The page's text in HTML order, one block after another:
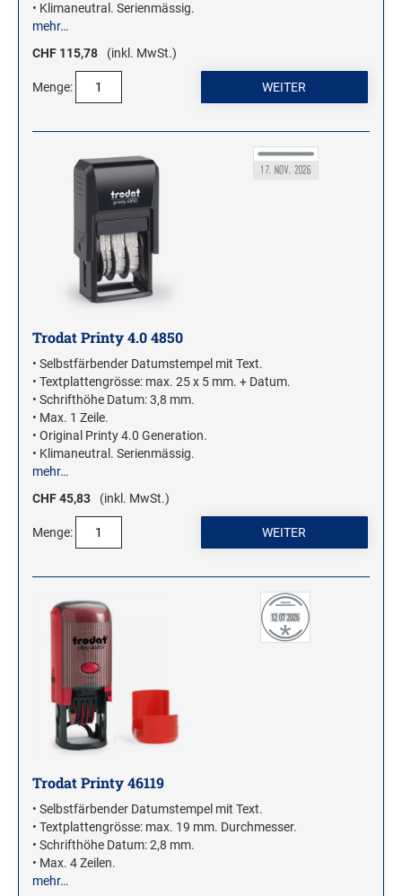
• Klimaneutral. Serienmässig.
mehr…
CHF 115,78
(inkl. MwSt.)
Menge:
Trodat Printy 4.0 4850
• Selbstfärbender Datumstempel mit Text.
• Textplattengrösse: max. 25 x 5 mm. + Datum.
• Schrifthöhe Datum: 3,8 mm.
• Max. 1 Zeile.
• Original Printy 4.0 Generation.
• Klimaneutral. Serienmässig.
mehr…
CHF 45,83
(inkl. MwSt.)
Menge:
Trodat Printy 46119
• Selbstfärbender Datumstempel mit Text.
• Textplattengrösse: max. 19 mm. Durchmesser.
• Schrifthöhe Datum: 2,8 mm.
• Max. 4 Zeilen.
mehr…